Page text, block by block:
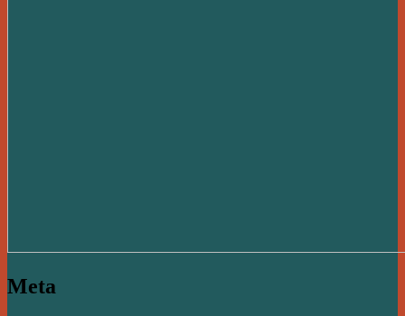
Meta